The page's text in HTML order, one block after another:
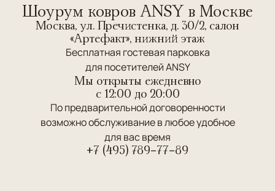
Шоурум ковров ANSY в Москве
Москва, ул. Пречистенка, д. 30/2, салон
«Артефакт», нижний этаж
Бесплатная гостевая парковка
для посетителей ANSY
Мы открыты ежедневно
c 12:00 до 20:00
По предварительной договоренности
возможно обслуживание в любое удобное
для вас время
+7 (495) 789-77-89